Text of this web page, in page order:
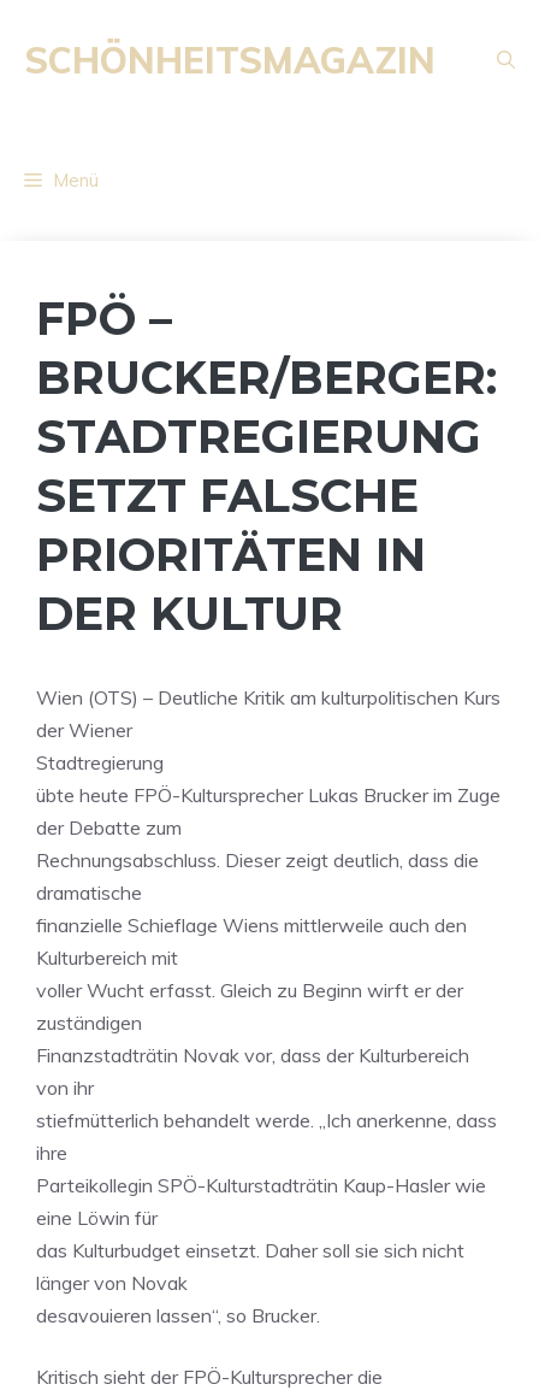
Inhalt
springen
SCHÖNHEITSMAGAZIN
Menü
FPÖ –
BRUCKER/BERGER:
STADTREGIERUNG
SETZT FALSCHE
PRIORITÄTEN IN
DER KULTUR
Wien (OTS) – Deutliche Kritik am kulturpolitischen Kurs
der Wiener
Stadtregierung
übte heute FPÖ-Kultursprecher Lukas Brucker im Zuge
der Debatte zum
Rechnungsabschluss. Dieser zeigt deutlich, dass die
dramatische
finanzielle Schieflage Wiens mittlerweile auch den
Kulturbereich mit
voller Wucht erfasst. Gleich zu Beginn wirft er der
zuständigen
Finanzstadträtin Novak vor, dass der Kulturbereich
von ihr
stiefmütterlich behandelt werde. „Ich anerkenne, dass
ihre
Parteikollegin SPÖ-Kulturstadträtin Kaup-Hasler wie
eine Löwin für
das Kulturbudget einsetzt. Daher soll sie sich nicht
länger von Novak
desavouieren lassen“, so Brucker.
Kritisch sieht der FPÖ-Kultursprecher die